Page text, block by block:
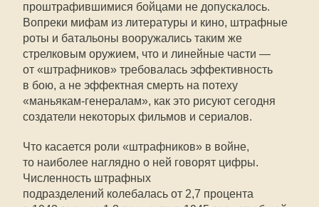
проштрафившимися бойцами не допускалось.
Вопреки мифам из литературы и кино, штрафные
роты и батальоны вооружались таким же
стрелковым оружием, что и линейные части —
от «штрафников» требовалась эффективность
в бою, а не эффектная смерть на потеху
«маньякам-генералам», как это рисуют сегодня
создатели некоторых фильмов и сериалов.
Что касается роли «штрафников» в войне,
то наиболее наглядно о ней говорят цифры.
Численность штрафных
подразделений колебалась от 2,7 процента